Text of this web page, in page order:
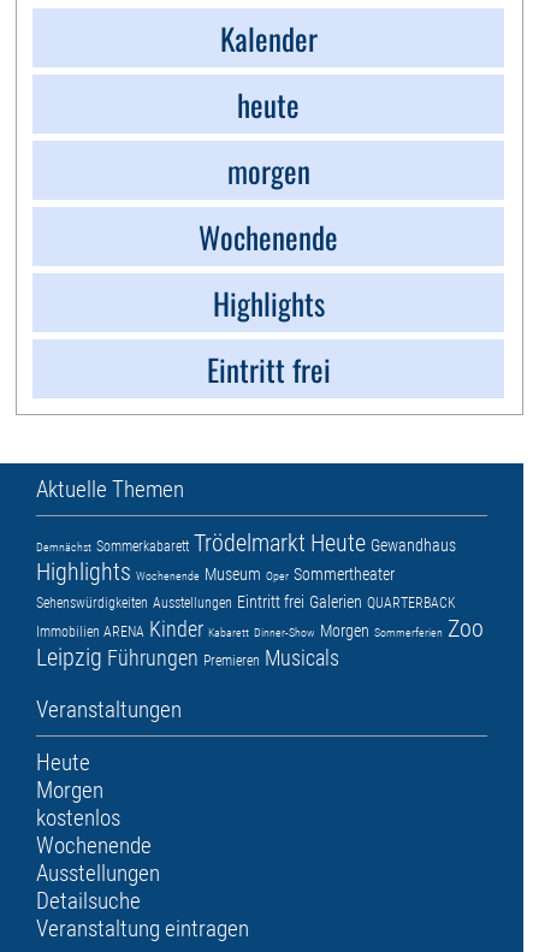
Kalender
heute
morgen
Wochenende
Highlights
Eintritt frei
Aktuelle Themen
Demnächst Sommerkabarett Trödelmarkt Heute Gewandhaus
Highlights Wochenende Museum Oper Sommertheater
Sehenswürdigkeiten Ausstellungen Eintritt frei Galerien QUARTERBACK
Immobilien ARENA Kinder Kabarett Dinner-Show Morgen Sommerferien Zoo
Leipzig Führungen Premieren Musicals
Veranstaltungen
Heute
Morgen
kostenlos
Wochenende
Ausstellungen
Detailsuche
Veranstaltung eintragen